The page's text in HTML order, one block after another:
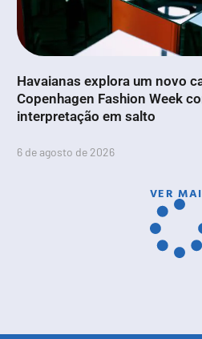
Havaianas explora um novo
Copenhagen Fashion Week
interpretação em salto
6 de agosto de 2026
VER